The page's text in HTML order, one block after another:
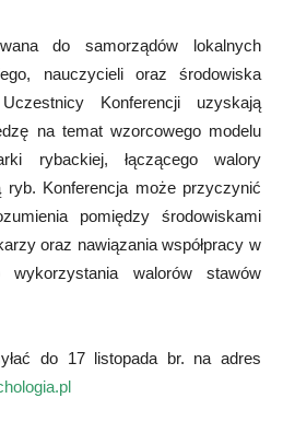
do samorządów lokalnych
nauczycieli oraz środowiska
Konferencji uzyskają
na temat wzorcowego modelu
rybackiej, łączącego walory
ryb. Konferencja może przyczynić
pomiędzy środowiskami
oraz nawiązania współpracy w
wykorzystania walorów stawów
do 17 listopada br. na adres